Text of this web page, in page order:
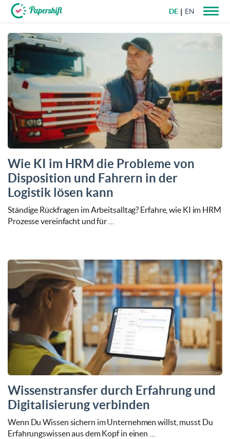
+49 721 50 95 79 69
DE EN
Wie KI im HRM die Probleme von
Disposition und Fahrern in der
Logistik lösen kann
Ständige Rückfragen im Arbeitsalltag? Erfahre, wie KI im HRM
Prozesse vereinfacht und für …
Wissenstransfer durch Erfahrung und
Digitalisierung verbinden
Wenn Du Wissen sichern im Unternehmen willst, musst Du
Erfahrungswissen aus dem Kopf in einen …